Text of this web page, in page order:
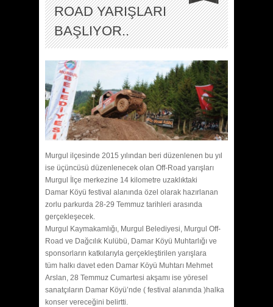
ROAD YARIŞLARI
BAŞLIYOR..
Murgul ilçesinde 2015 yılından beri düzenlenen bu yıl
ise üçüncüsü düzenlenecek olan Off-Road yarışları
Murgul İlçe merkezine 14 kilometre uzaklıktaki
Damar Köyü festival alanında özel olarak hazırlanan
zorlu parkurda 28-29 Temmuz tarihleri arasında
gerçekleşecek.
Murgul Kaymakamlığı, Murgul Belediyesi, Murgul Off-
Road ve Dağcılık Kulübü, Damar Köyü Muhtarlığı ve
sponsorların katkılarıyla gerçekleştirilen yarışlara
tüm halkı davet eden Damar Köyü Muhtarı Mehmet
Arslan, 28 Temmuz Cumartesi akşamı ise yöresel
sanatçıların Damar Köyü’nde ( festival alanında )halka
konser vereceğini belirtti.